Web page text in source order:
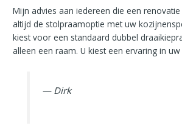
Mijn advies aan iedereen die een
altijd de stolpraamoptie met uw
kiest voor een standaard dubbel
alleen een raam. U kiest een ervaring in
— Dirk